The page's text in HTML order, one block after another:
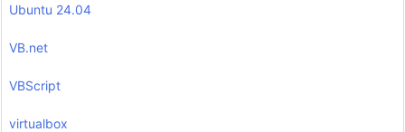
Ubuntu 24.04
VB.net
VBScript
virtualbox